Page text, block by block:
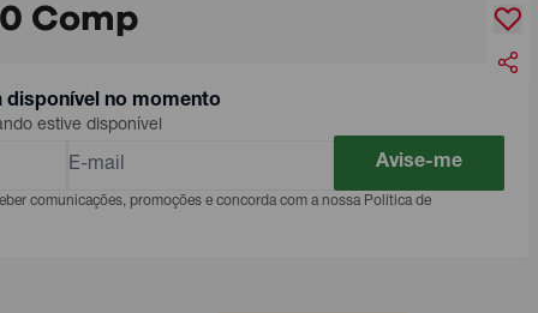
Comp
disponível no momento
estive disponível
Avise-me
comunicações, promoções e concorda com a nossa Política de